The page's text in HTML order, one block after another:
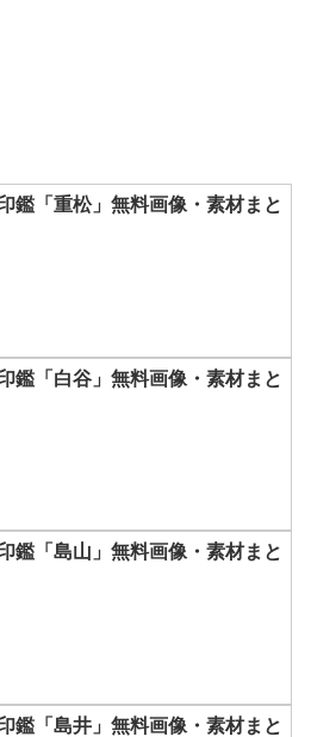
鑑「重松」無料画像・素材まと
鑑「白谷」無料画像・素材まと
鑑「島山」無料画像・素材まと
鑑「島井」無料画像・素材まと